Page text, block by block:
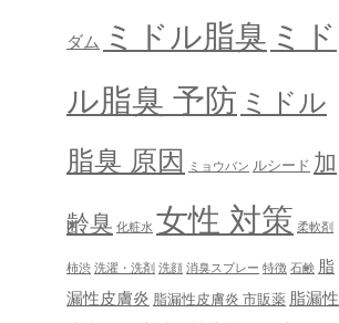
ダム ミドル脂臭 ミド
ル脂臭 予防 ミドル
脂臭 原因 ミョウバン ルシード 加
齢臭 化粧水 女性 対策 柔軟剤
柿渋 洗濯・洗剤 洗顔 消臭スプレー 特徴 石鹸 脂
漏性皮膚炎 脂漏性皮膚炎 市販薬 脂漏性